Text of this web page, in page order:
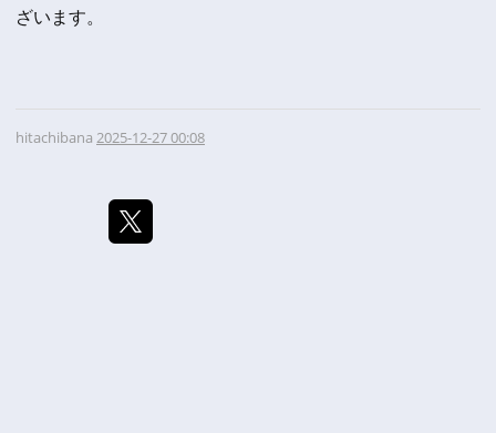
ざいます。
hitachibana 2025-12-27 00:08